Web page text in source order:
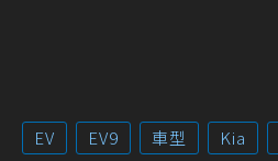
EV EV9 車型 Kia